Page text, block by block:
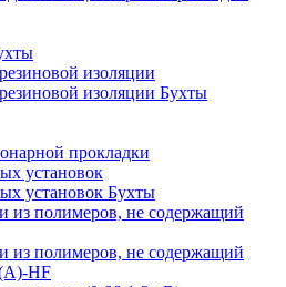
изоляции
изоляции Бухты
прокладки
установок
установок Бухты
из полимеров, не содержащий
из полимеров, не содержащий
HF